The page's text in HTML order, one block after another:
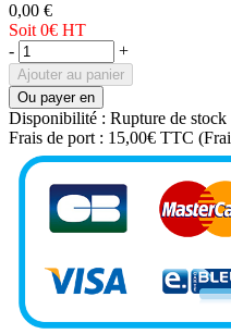
0,00 €
Soit 0€ HT
-
+
Ajouter au panier
Ou payer en
Disponibilité : Rupture de stock
Frais de port : 15,00€ TTC